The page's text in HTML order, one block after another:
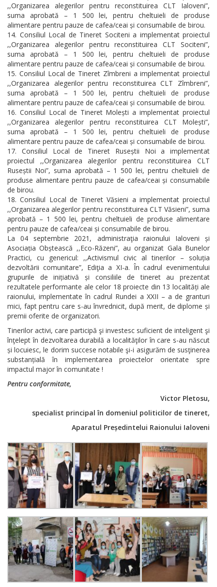
,,Organizarea alegerilor pentru reconstituirea CLT Ialoveni”,
suma aprobată – 1 500 lei, pentru cheltuieli de produse
alimentare pentru pauze de cafea/ceai și consumabile de birou.
Consiliul Local de Tineret Sociteni a implementat proiectul
,,Organizarea alegerilor pentru reconstituirea CLT Sociteni”,
suma aprobată – 1 500 lei, pentru cheltuieli de produse
alimentare pentru pauze de cafea/ceai și consumabile de birou.
Consiliul Local de Tineret Zîmbreni a implementat proiectul
,,Organizarea alegerilor pentru reconstituirea CLT Zîmbreni”,
suma aprobată – 1 500 lei, pentru cheltuieli de produse
alimentare pentru pauze de cafea/ceai și consumabile de birou.
Consiliul Local de Tineret Molești a implementat proiectul
,,Organizarea alegerilor pentru reconstituirea CLT Molești”,
suma aprobată – 1 500 lei, pentru cheltuieli de produse
alimentare pentru pauze de cafea/ceai și consumabile de birou.
Consiliul Local de Tineret Ruseștii Noi a implementat
proiectul ,,Organizarea alegerilor pentru reconstituirea CLT
Ruseștii Noi”, suma aprobată – 1 500 lei, pentru cheltuieli de
produse alimentare pentru pauze de cafea/ceai și consumabile
de birou.
Consiliul Local de Tineret Văsieni a implementat proiectul
,,Organizarea alegerilor pentru reconstituirea CLT Văsieni”, suma
aprobată – 1 500 lei, pentru cheltuieli de produse alimentare
pentru pauze de cafea/ceai și consumabile de birou.
La 04 septembrie 2021, administraţia raionului Ialoveni și
Asociația Obștească ,,Eco-Răzeni”, au organizat Gala Bunelor
Practici, cu genericul: ,,Activismul civic al tinerilor – soluția
dezvoltării comunitare”, Ediţia a XI-a. În cadrul evenimentului
grupurile de inițiativă și consiliile de tineret au prezentat
rezultatele performante ale celor 18 proiecte din 13 localități ale
raionului, implementate în cadrul Rundei a XXII – a de granturi
mici, fapt pentru care s-au învrednicit, după merit, de diplome și
premii oferite de organizatori.
Tinerilor activi, care participă şi investesc suficient de inteligent şi
înţelept în dezvoltarea durabilă a localităţilor în care s-au născut
și locuiesc, le dorim succese notabile şi-i asigurăm de susţinerea
substanțială în implementarea proiectelor orientate spre
impactul major în comunitate !
Pentru conformitate,
Victor Pletosu,
specialist principal în domeniul politicilor de tineret,
Aparatul Președintelui Raionului Ialoveni